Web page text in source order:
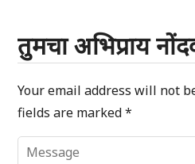
तुमचा अभिप्राय
Your email address will not
fields are marked*